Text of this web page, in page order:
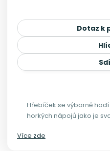
Dotaz k
Hřebíček se výborně
horkých nápojů jako je
Více zde